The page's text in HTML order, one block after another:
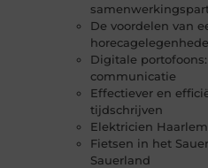
De voordelen van
Digitale
communicatie
Effectiever en
tijdschrijven
Elektricien
Fietsen in het
Sauerland